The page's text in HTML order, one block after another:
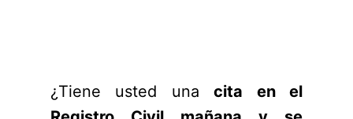
¿Tiene usted unacita en el